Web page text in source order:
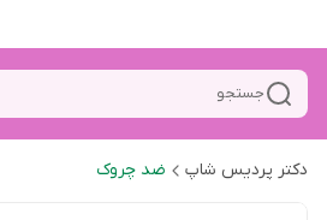
جستجو
دکتر پردیس شاپ ضد چروک